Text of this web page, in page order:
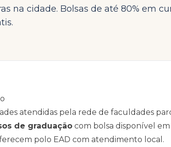
na cidade. Bolsas de até 80% em
atendidas pela rede de faculdades
de graduação com bolsa disponível em
polo EAD com atendimento local.